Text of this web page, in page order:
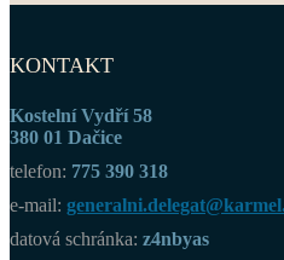
KONTAKT
Kostelní Vydří 58
380 01 Dačice
telefon: 775 390 318
e-mail:
datová schránka: z4nbyas